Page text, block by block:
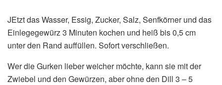
JEtzt das Wasser, Essig, Zucker, Salz, Senfkörner und das
Einlegegewürz 3 Minuten kochen und heiß bis 0,5 cm
unter den Rand auffüllen. Sofort verschließen.
Wer die Gurken lieber weicher möchte, kann sie mit der
Zwiebel und den Gewürzen, aber ohne den Dill 3 – 5